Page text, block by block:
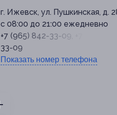
г. Ижевск, ул. Пушкинская, д.
с 08:00 до 21:00 ежедневно
+7 (965) 842-33-09, +7 (3412) 32-
33-09
Показать номер телефона